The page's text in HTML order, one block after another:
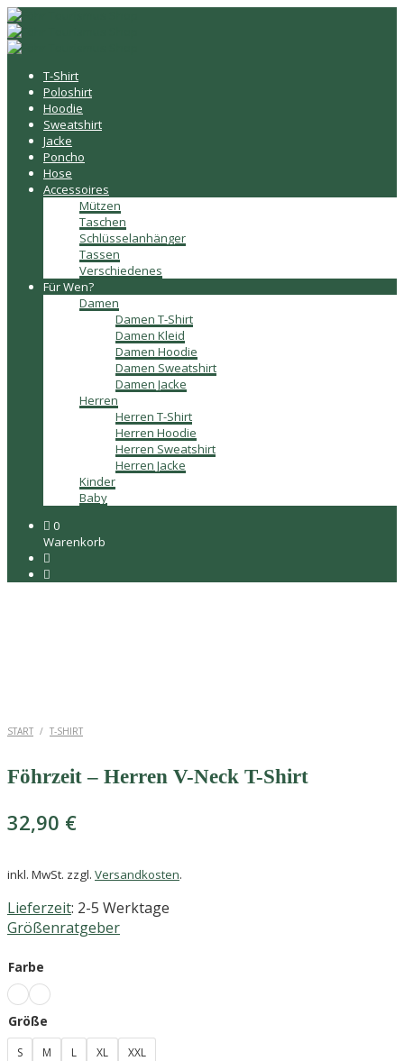
T-Shirt
Poloshirt
Hoodie
Sweatshirt
Jacke
Poncho
Hose
Accessoires
Mützen
Taschen
Schlüsselanhänger
Tassen
Verschiedenes
Für Wen?
Damen
Damen T-Shirt
Damen Kleid
Damen Hoodie
Damen Sweatshirt
Damen Jacke
Herren
Herren T-Shirt
Herren Hoodie
Herren Sweatshirt
Herren Jacke
Kinder
Baby
0
Warenkorb
START / T-SHIRT
Föhrzeit – Herren V-Neck T-Shirt
32,90 €
inkl. MwSt. zzgl. Versandkosten.
Lieferzeit: 2-5 Werktage
Größenratgeber
Farbe
Größe
S M L XL XXL